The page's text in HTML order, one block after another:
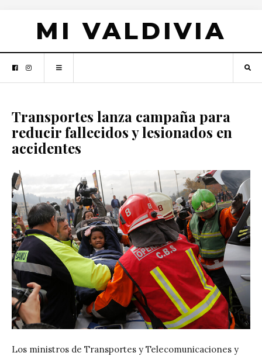
MI VALDIVIA
Transportes lanza campaña para
reducir fallecidos y lesionados en
accidentes
Los ministros de Transportes y Telecomunicaciones y